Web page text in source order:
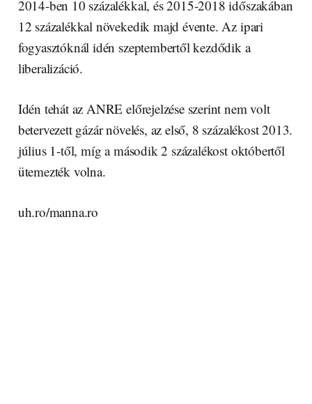
2014-ben 10 százalékkal, és 2015-2018 időszakában
12 százalékkal növekedik majd évente. Az ipari
fogyasztóknál idén szeptembertől kezdődik a
liberalizáció.
Idén tehát az ANRE előrejelzése szerint nem volt
betervezett gázár növelés, az első, 8 százalékost 2013.
július 1-től, míg a második 2 százalékost októbertől
ütemezték volna.
uh.ro/manna.ro